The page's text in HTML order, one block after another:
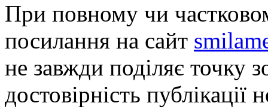
При повному чи
посилання на сайт
не завжди поділяє точку
достовірність публікації